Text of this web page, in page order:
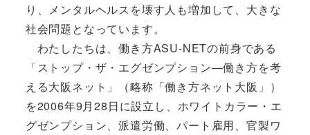
り、メンタルヘルスを壊す人も増加して、大きな
社会問題となっています。
わたしたちは、働き方ASU-NETの前身である
「ストップ・ザ・エグゼンプション―働き方を考
える大阪ネット」（略称「働き方ネット大阪」）
を2006年9月28日に設立し、ホワイトカラー・エ
グゼンプション、派遣労働、パート雇用、官製ワ